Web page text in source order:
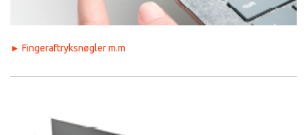
► Fingeraftryksnøgler m.m